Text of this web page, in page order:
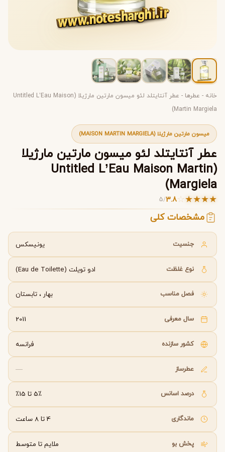
خانه - عطرها -
عطر آنتایتلد لئو میسون مارتین مارژیلا (Untitled L’Eau Maison
Martin Margiela)
میسون مارتین مارژیلا (MAISON MARTIN MARGIELA)
عطر آنتایتلد لئو میسون مارتین مارژیلا
(Untitled L’Eau Maison Martin
Margiela)
★
★
★
★
☆
3.8
/
5
مشخصات کلی
جنسیت یونیسکس
نوع غلظت ادو تویلت (Eau de Toilette)
فصل مناسب بهار ، تابستان
سال معرفی 2011
کشور سازنده فرانسه
عطرساز —
درصد اسانس 5٪ تا 15٪
ماندگاری 4 تا 8 ساعت
پخش بو ملایم تا متوسط